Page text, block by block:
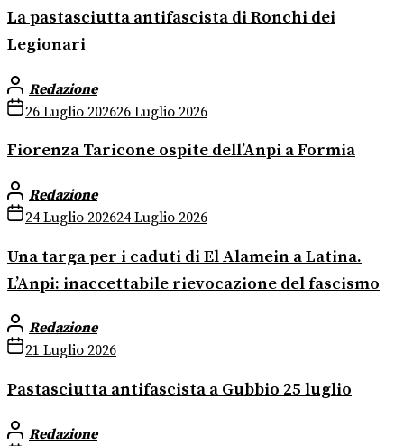
La pastasciutta antifascista di Ronchi dei
Legionari
Redazione
26 Luglio 202626 Luglio 2026
Fiorenza Taricone ospite dell’Anpi a Formia
Redazione
24 Luglio 202624 Luglio 2026
Una targa per i caduti di El Alamein a Latina.
L’Anpi: inaccettabile rievocazione del fascismo
Redazione
21 Luglio 2026
Pastasciutta antifascista a Gubbio 25 luglio
Redazione